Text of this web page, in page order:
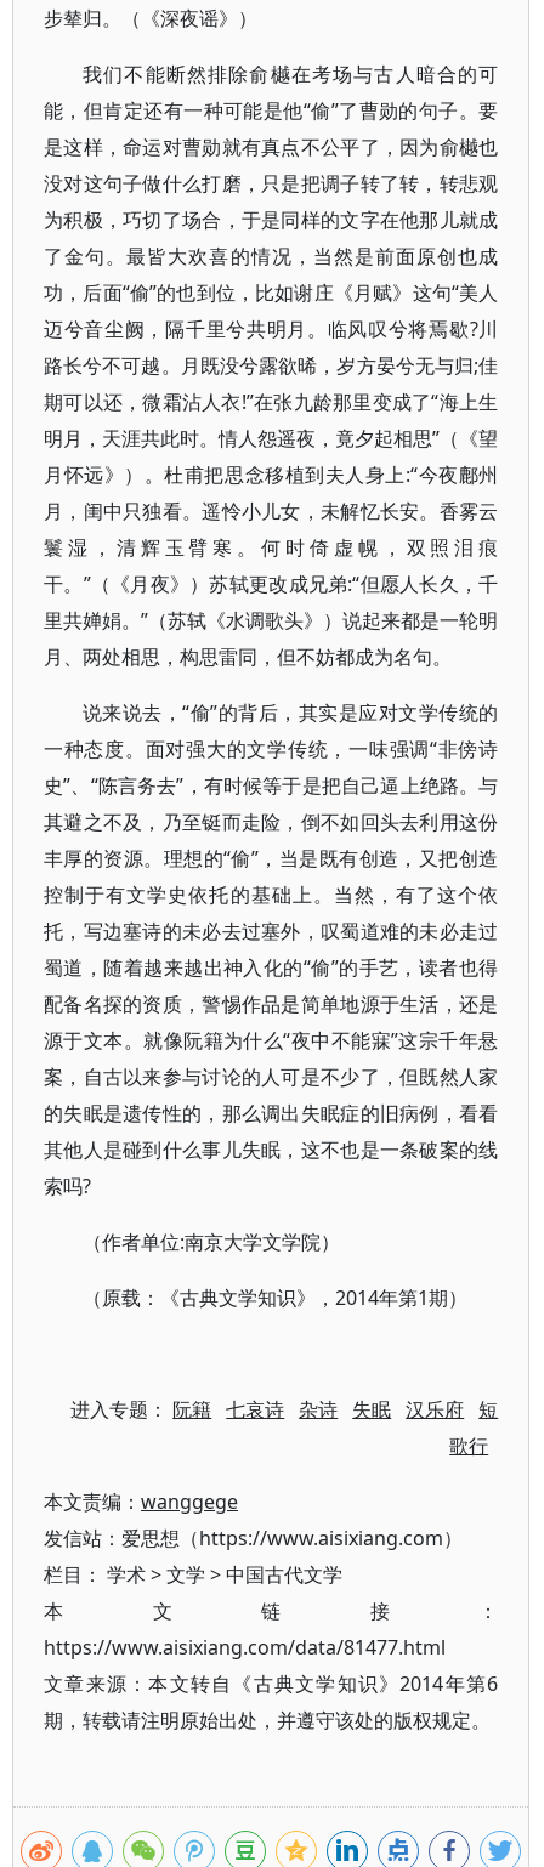
步辇归。（《深夜谣》）
我们不能断然排除俞樾在考场与古人暗合的可
能，但肯定还有一种可能是他“偷”了曹勋的句子。要
是这样，命运对曹勋就有真点不公平了，因为俞樾也
没对这句子做什么打磨，只是把调子转了转，转悲观
为积极，巧切了场合，于是同样的文字在他那儿就成
了金句。最皆大欢喜的情况，当然是前面原创也成
功，后面“偷”的也到位，比如谢庄《月赋》这句“美人
迈兮音尘阙，隔千里兮共明月。临风叹兮将焉歇?川
路长兮不可越。月既没兮露欲晞，岁方晏兮无与归;佳
期可以还，微霜沾人衣!”在张九龄那里变成了“海上生
明月，天涯共此时。情人怨遥夜，竟夕起相思”（《望
月怀远》）。杜甫把思念移植到夫人身上:“今夜鄜州
月，闺中只独看。遥怜小儿女，未解忆长安。香雾云
鬟湿，清辉玉臂寒。何时倚虚幌，双照泪痕
干。”（《月夜》）苏轼更改成兄弟:“但愿人长久，千
里共婵娟。”（苏轼《水调歌头》）说起来都是一轮明
月、两处相思，构思雷同，但不妨都成为名句。
说来说去，“偷”的背后，其实是应对文学传统的
一种态度。面对强大的文学传统，一味强调“非傍诗
史”、“陈言务去”，有时候等于是把自己逼上绝路。与
其避之不及，乃至铤而走险，倒不如回头去利用这份
丰厚的资源。理想的“偷”，当是既有创造，又把创造
控制于有文学史依托的基础上。当然，有了这个依
托，写边塞诗的未必去过塞外，叹蜀道难的未必走过
蜀道，随着越来越出神入化的“偷”的手艺，读者也得
配备名探的资质，警惕作品是简单地源于生活，还是
源于文本。就像阮籍为什么“夜中不能寐”这宗千年悬
案，自古以来参与讨论的人可是不少了，但既然人家
的失眠是遗传性的，那么调出失眠症的旧病例，看看
其他人是碰到什么事儿失眠，这不也是一条破案的线
索吗?
（作者单位:南京大学文学院）
（原载：《古典文学知识》，2014年第1期）
进入专题： 阮籍 七哀诗 杂诗 失眠 汉乐府 短
歌行
本文责编： wanggege
发信站：爱思想（https://www.aisixiang.com）
栏目： 学术>文学 >中国古代文学
本文链接：
https://www.aisixiang.com/data/81477.html
文章来源：本文转自《古典文学知识》2014年第6
期，转载请注明原始出处，并遵守该处的版权规定。